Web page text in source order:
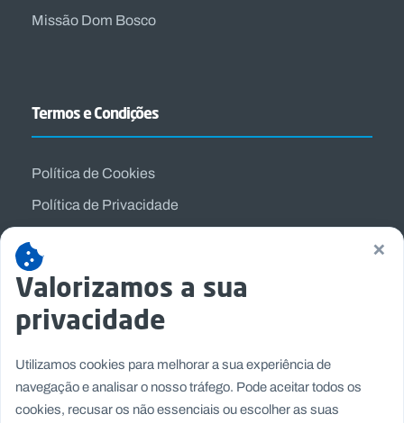
Missão Dom Bosco
Termos e Condições
Política de Cookies
Política de Privacidade
×
Valorizamos a sua
privacidade
Utilizamos cookies para melhorar a sua experiência de
navegação e analisar o nosso tráfego. Pode aceitar todos os
cookies, recusar os não essenciais ou escolher as suas